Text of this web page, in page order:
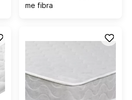
me fibra